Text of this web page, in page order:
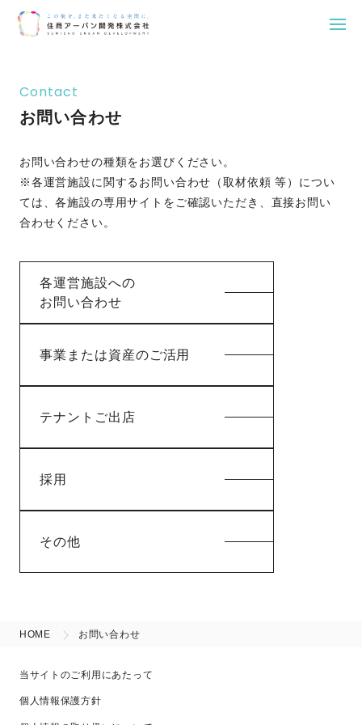
contentContact
お問い合わせ
お問い合わせの種類をお選びください。
※各運営施設に関するお問い合わせ（取材依頼 等）につい
ては、各施設の専用サイトをご確認いただき、直接お問い
合わせください。
各運営施設への
お問い合わせ
事業または資産のご活用
テナントご出店
採用
その他
HOME お問い合わせ
当サイトのご利用にあたって
個人情報保護方針